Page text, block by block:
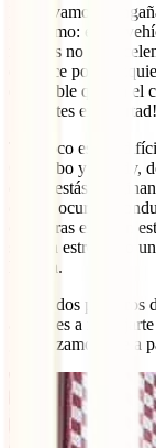
No te vamos a
facilísimo: es un
mismos no es
conduce por la
es posible que en
¡elefantes en libertad!
Tampoco es tan
Colombo y Kandy,
que te estás
eso no ocurre.
carreteras en buen
será un estrés sino
Lanka.
Sí, los dos
aprendes a
garantizamos que